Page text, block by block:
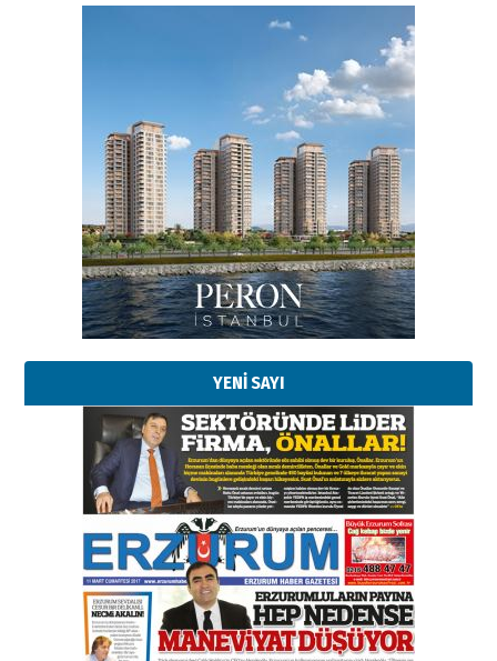
YENİ SAYI
Esat BİNDESEN
Başkan Sekmen’den Erzurum’a
bir vizyon proje daha!